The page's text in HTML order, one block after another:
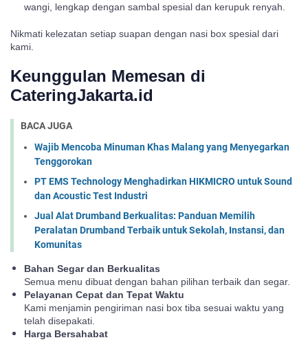
wangi, lengkap dengan sambal spesial dan kerupuk renyah.
Nikmati kelezatan setiap suapan dengan nasi box spesial dari
kami.
Keunggulan Memesan di
CateringJakarta.id
BACA JUGA
Wajib Mencoba Minuman Khas Malang yang Menyegarkan
Tenggorokan
PT EMS Technology Menghadirkan HIKMICRO untuk Sound
dan Acoustic Test Industri
Jual Alat Drumband Berkualitas: Panduan Memilih
Peralatan Drumband Terbaik untuk Sekolah, Instansi, dan
Komunitas
Bahan Segar dan Berkualitas
Semua menu dibuat dengan bahan pilihan terbaik dan segar.
Pelayanan Cepat dan Tepat Waktu
Kami menjamin pengiriman nasi box tiba sesuai waktu yang
telah disepakati.
Harga Bersahabat